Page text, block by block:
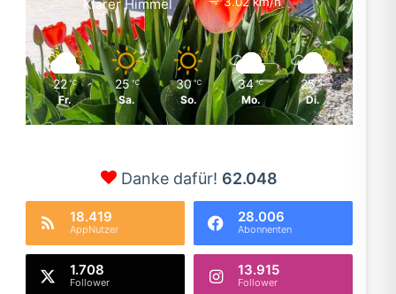
Klarer Himmel
22 ℃
Fr.
25 ℃
Sa.
30 ℃
So.
34 ℃
Mo.
25 ℃
Di.
Danke dafür! 62.048
18.419
AppNutzer
28.006
Abonnenten
1.708
Follower
13.915
Follower